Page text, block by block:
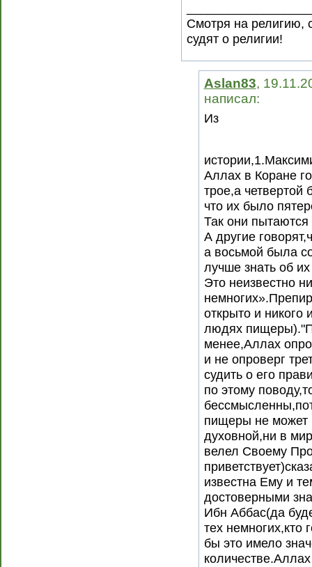
Смотря на религию,
судят о религии!
Aslan83,
написал:
Из
Аллах в Коране
трое,а четвертой
что их было
Так они пытаются
А другие
а восьмой была
лучше знать об
Это неизвестно
открыто и никого
людях
менее,Аллах
и не опроверг
судить о его
по этому
пищеры не может
духовной,ни в
велел Своему
известна Ему и
достоверными
Ибн Аббас(да
тех немногих,кто
бы это имело